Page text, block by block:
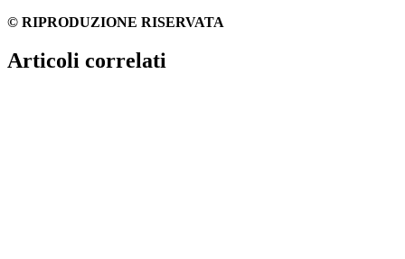
© RIPRODUZIONE RISERVATA
Articoli correlati